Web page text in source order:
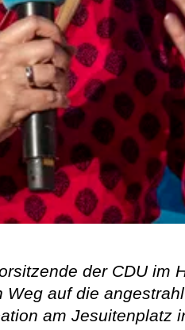
der CDU im
auf die
am Jesuitenplatz